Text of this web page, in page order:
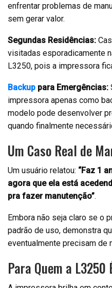
enfrentar problemas de
sem gerar valor.
Segundas Residências:
visitadas esporadicamente
L3250, pois a impressora
Backup para Emergências:
impressora apenas como
modelo pode desenvolver
quando finalmente
Um Caso Real de
Um usuário relatou: “Faz 1
agora que ela está
pra fazer manutenção”.
Embora não seja claro se o
padrão de uso, demonstra
eventualmente precisam de
Para Quem a